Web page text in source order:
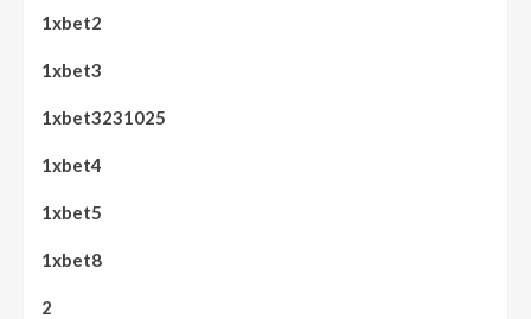
1xbet2
1xbet3
1xbet3231025
1xbet4
1xbet5
1xbet8
2